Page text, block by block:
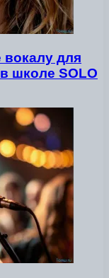
для
школе SOLO